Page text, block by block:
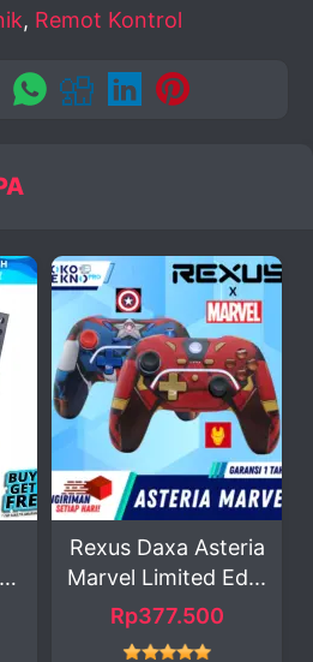
, Remot Kontrol
Rexus Daxa Asteria
Marvel Limited Ed...
Rp377.500